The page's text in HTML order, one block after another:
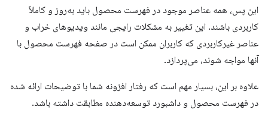
این پس، همه عناصر موجود در فهرست محصول باید به‌روز و کاملاً
کاربردی باشند. این تغییر به مشکلات رایجی مانند ویدیوهای خراب و
عناصر غیرکاربردی که کاربران ممکن است در صفحه فهرست محصول با
آنها مواجه شوند، می‌پردازد.
علاوه بر این، بسیار مهم است که رفتار افزونه شما با توضیحات ارائه شده
در فهرست محصول و داشبورد توسعه‌دهنده مطابقت داشته باشد.